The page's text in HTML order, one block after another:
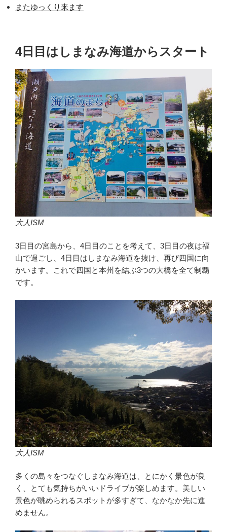
またゆっくり来ます
4日目はしまなみ海道からスタート
大人ISM
3日目の宮島から、4日目のことを考えて、3日目の夜は福
山で過ごし、4日目はしまなみ海道を抜け、再び四国に向
かいます。これで四国と本州を結ぶ3つの大橋を全て制覇
です。
大人ISM
多くの島々をつなぐしまなみ海道は、とにかく景色が良
く、とても気持ちがいいドライブが楽しめます。美しい
景色が眺められるスポットが多すぎて、なかなか先に進
めません。